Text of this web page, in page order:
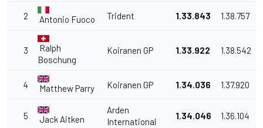
2 Antonio Fuoco Trident 1.33.843 1.38.757
3
Ralph
Boschung
Koiranen GP 1.33.922 1.38.542
4 Matthew Parry Koiranen GP 1.34.036 1.37.920
5 Jack Aitken
Arden
International
1.34.046 1.36.104